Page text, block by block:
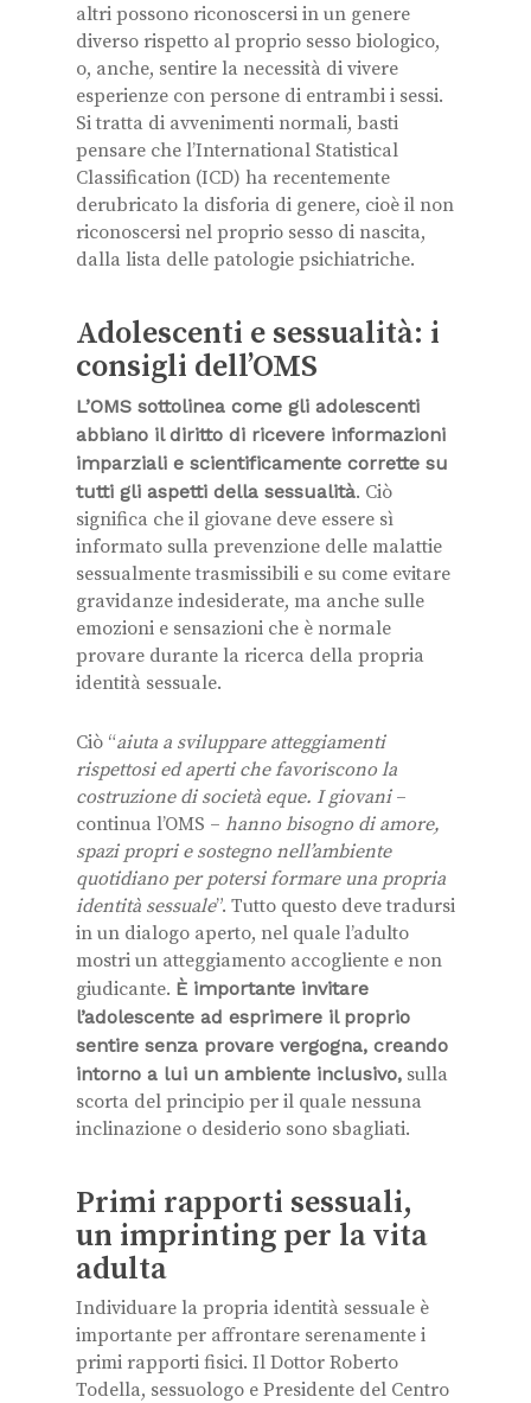
altri possono riconoscersi in un genere
diverso rispetto al proprio sesso biologico,
o, anche, sentire la necessità di vivere
esperienze con persone di entrambi i sessi.
Si tratta di avvenimenti normali, basti
pensare che l’International Statistical
Classification (ICD) ha recentemente
derubricato la disforia di genere, cioè il non
riconoscersi nel proprio sesso di nascita,
dalla lista delle patologie psichiatriche.
Adolescenti e sessualità: i
consigli dell’OMS
L’OMS sottolinea come gli adolescenti
abbiano il diritto di ricevere informazioni
imparziali e scientificamente corrette su
tutti gli aspetti della sessualità. Ciò
significa che il giovane deve essere sì
informato sulla prevenzione delle malattie
sessualmente trasmissibili e su come evitare
gravidanze indesiderate, ma anche sulle
emozioni e sensazioni che è normale
provare durante la ricerca della propria
identità sessuale.
Ciò “aiuta a sviluppare atteggiamenti
rispettosi ed aperti che favoriscono la
costruzione di società eque. I giovani–
continua l’OMS – hanno bisogno di amore,
spazi propri e sostegno nell’ambiente
quotidiano per potersi formare una propria
identità sessuale”. Tutto questo deve tradursi
in un dialogo aperto, nel quale l’adulto
mostri un atteggiamento accogliente e non
giudicante. È importante invitare
l’adolescente ad esprimere il proprio
sentire senza provare vergogna, creando
intorno a lui un ambiente inclusivo, sulla
scorta del principio per il quale nessuna
inclinazione o desiderio sono sbagliati.
Primi rapporti sessuali,
un imprinting per la vita
adulta
Individuare la propria identità sessuale è
importante per affrontare serenamente i
primi rapporti fisici. Il Dottor Roberto
Todella, sessuologo e Presidente del Centro